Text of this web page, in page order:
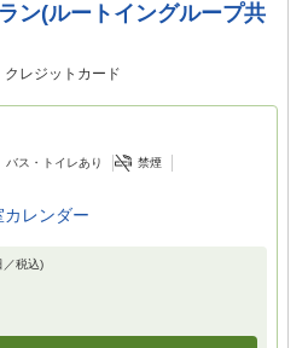
ン(ルートイングループ共
クレジットカード
バス・トイレあり
禁煙
カレンダー
／税込)